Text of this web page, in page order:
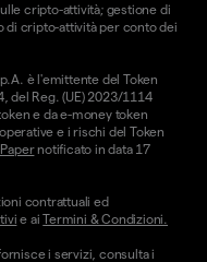
cripto-attività; gestione di
di cripto-attività per conto dei
è l'emittente del Token
del Reg. (UE) 2023/1114
e da e-money token
e i rischi del Token
notificato in data 17
contrattuali ed
e aiTermini & Condizioni.
i servizi, consulta i